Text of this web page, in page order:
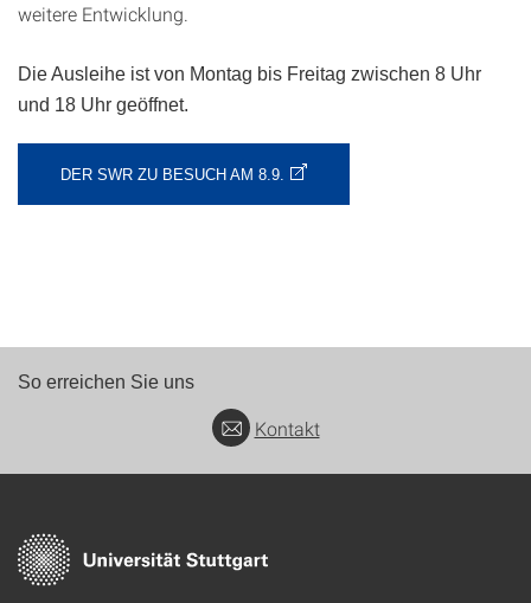
weitere Entwicklung.
Die Ausleihe ist von Montag bis Freitag zwischen 8 Uhr
und 18 Uhr geöffnet.
DER SWR ZU BESUCH AM 8.9.
So erreichen Sie uns
Kontakt